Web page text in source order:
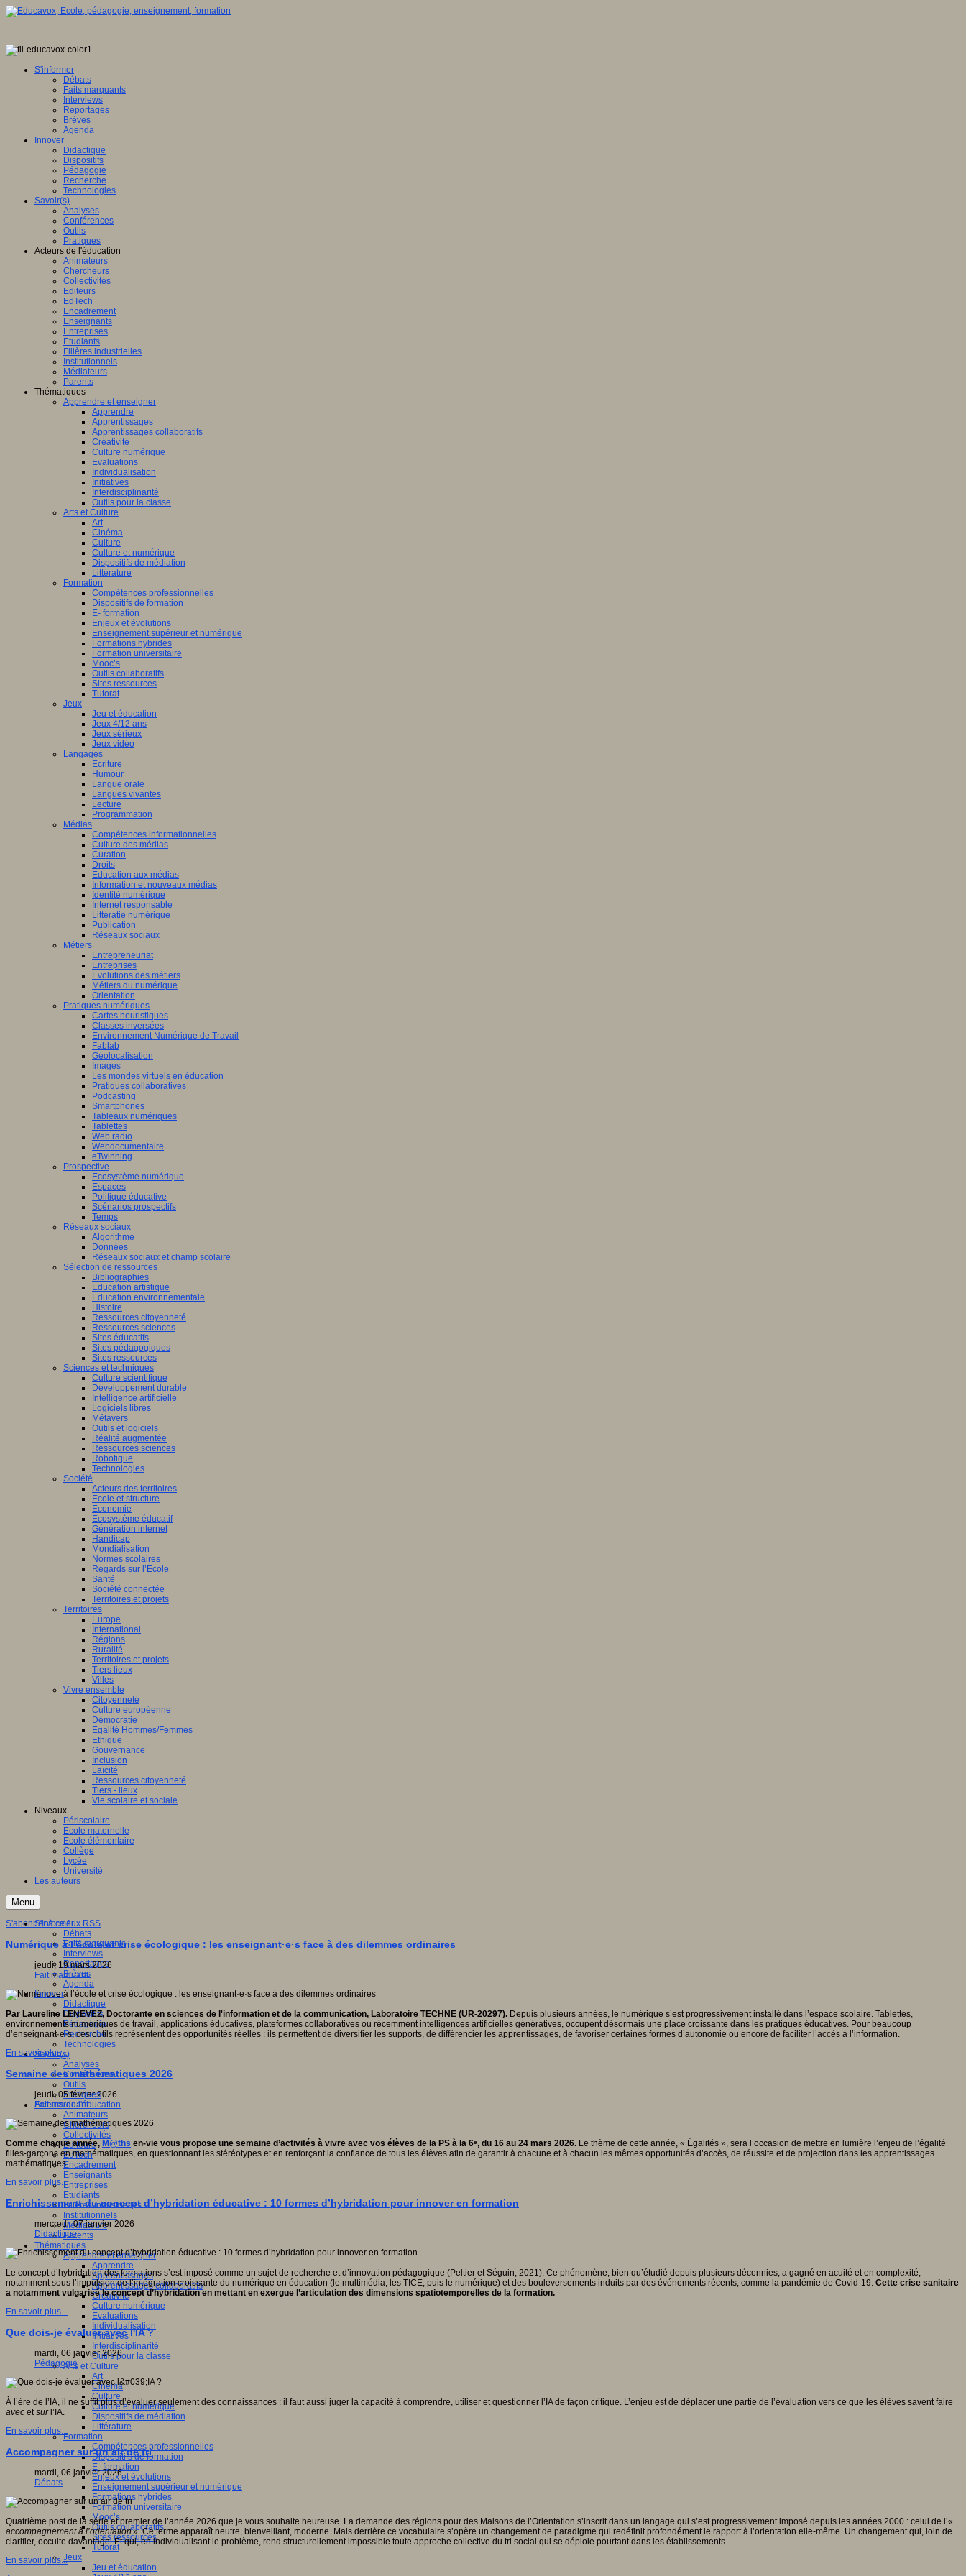
S'informer
Débats
Faits marquants
Interviews
Reportages
Brèves
Agenda
Innover
Didactique
Dispositifs
Pédagogie
Recherche
Technologies
Savoir(s)
Analyses
Conférences
Outils
Pratiques
Acteurs de l'éducation
Animateurs
Chercheurs
Collectivités
Editeurs
EdTech
Encadrement
Enseignants
Entreprises
Etudiants
Filières industrielles
Institutionnels
Médiateurs
Parents
Thématiques
Apprendre et enseigner
Apprendre
Apprentissages
Apprentissages collaboratifs
Créativité
Culture numérique
Evaluations
Individualisation
Initiatives
Interdisciplinarité
Outils pour la classe
Arts et Culture
Art
Cinéma
Culture
Culture et numérique
Dispositifs de médiation
Littérature
Formation
Compétences professionnelles
Dispositifs de formation
E- formation
Enjeux et évolutions
Enseignement supérieur et numérique
Formations hybrides
Formation universitaire
Mooc’s
Outils collaboratifs
Sites ressources
Tutorat
Jeux
Jeu et éducation
Jeux 4/12 ans
Jeux sérieux
Jeux vidéo
Langages
Ecriture
Humour
Langue orale
Langues vivantes
Lecture
Programmation
Médias
Compétences informationnelles
Culture des médias
Curation
Droits
Education aux médias
Information et nouveaux médias
Identité numérique
Internet responsable
Littératie numérique
Publication
Réseaux sociaux
Métiers
Entrepreneuriat
Entreprises
Evolutions des métiers
Métiers du numérique
Orientation
Pratiques numériques
Cartes heuristiques
Classes inversées
Environnement Numérique de Travail
Fablab
Géolocalisation
Images
Les mondes virtuels en éducation
Pratiques collaboratives
Podcasting
Smartphones
Tableaux numériques
Tablettes
Web radio
Webdocumentaire
eTwinning
Prospective
Ecosystème numérique
Espaces
Politique éducative
Scénarios prospectifs
Temps
Réseaux sociaux
Algorithme
Données
Réseaux sociaux et champ scolaire
Sélection de ressources
Bibliographies
Education artistique
Education environnementale
Histoire
Ressources citoyenneté
Ressources sciences
Sites éducatifs
Sites pédagogiques
Sites ressources
Sciences et techniques
Culture scientifique
Développement durable
Intelligence artificielle
Logiciels libres
Métavers
Outils et logiciels
Réalité augmentée
Ressources sciences
Robotique
Technologies
Société
Acteurs des territoires
Ecole et structure
Economie
Ecosystème éducatif
Génération internet
Handicap
Mondialisation
Normes scolaires
Regards sur l’Ecole
Santé
Société connectée
Territoires et projets
Territoires
Europe
International
Régions
Ruralité
Territoires et projets
Tiers lieux
Villes
Vivre ensemble
Citoyenneté
Culture européenne
Démocratie
Egalité Hommes/Femmes
Ethique
Gouvernance
Inclusion
Laïcité
Ressources citoyenneté
Tiers - lieux
Vie scolaire et sociale
Niveaux
Périscolaire
Ecole maternelle
Ecole élémentaire
Collège
Lycée
Université
Les auteurs
Menu
S'informer
Débats
Faits marquants
Interviews
Reportages
Brèves
Agenda
Innover
Didactique
Dispositifs
Pédagogie
Recherche
Technologies
Savoir(s)
Analyses
Conférences
Outils
Pratiques
Acteurs de l'éducation
Animateurs
Chercheurs
Collectivités
Editeurs
EdTech
Encadrement
Enseignants
Entreprises
Etudiants
Filières industrielles
Institutionnels
Médiateurs
Parents
Thématiques
Apprendre et enseigner
Apprendre
Apprentissages
Apprentissages collaboratifs
Créativité
Culture numérique
Evaluations
Individualisation
Initiatives
Interdisciplinarité
Outils pour la classe
Arts et Culture
Art
Cinéma
Culture
Culture et numérique
Dispositifs de médiation
Littérature
Formation
Compétences professionnelles
Dispositifs de formation
E- formation
Enjeux et évolutions
Enseignement supérieur et numérique
Formations hybrides
Formation universitaire
Mooc’s
Outils collaboratifs
Sites ressources
Tutorat
Jeux
Jeu et éducation
S'abonner à ce flux RSS
Numérique à l’école et crise écologique : les enseignant·e·s face à des dilemmes ordinaires
jeudi, 19 mars 2026
Fait marquant
Par Laureline LENEVEZ, Doctorante en sciences de l'information et de la communication, Laboratoire TECHNE (UR-20297). Depuis plusieurs années, le numérique s’est progressivement installé dans l’espace scolaire. Tablettes,
environnements numériques de travail, applications éducatives, plateformes collaboratives ou récemment intelligences artificielles génératives, occupent désormais une place croissante dans les pratiques éducatives. Pour beaucoup
d’enseignant·e·s, ces outils représentent des opportunités réelles : ils permettent de diversifier les supports, de différencier les apprentissages, de favoriser certaines formes d’autonomie ou encore de faciliter l’accès à l’information.
En savoir plus...
Semaine des mathématiques 2026
jeudi, 05 février 2026
Fait marquant
Comme chaque année, M@ths en-vie vous propose une semaine d’activités à vivre avec vos élèves de la PS à la 6ᵉ, du 16 au 24 mars 2026. Le thème de cette année, « Égalités », sera l’occasion de mettre en lumière l’enjeu de l’égalité
filles-garçons en mathématiques, en questionnant les stéréotypes et en renforçant la confiance de tous les élèves afin de garantir à chacune et à chacun les mêmes opportunités d’accès, de réussite et de projection dans les apprentissages
mathématiques.
En savoir plus...
Enrichissement du concept d’hybridation éducative : 10 formes d’hybridation pour innover en formation
mercredi, 07 janvier 2026
Didactique
Le concept d’hybridation des formations s’est imposé comme un sujet de recherche et d’innovation pédagogique (Peltier et Séguin, 2021). Ce phénomène, bien qu’étudié depuis plusieurs décennies, a gagné en acuité et en complexité,
notamment sous l’impulsion de l’intégration croissante du numérique en éducation (le multimédia, les TICE, puis le numérique) et des bouleversements induits par des événements récents, comme la pandémie de Covid-19. Cette crise sanitaire
a notamment vulgarisé le concept d’hybridation en mettant en exergue l’articulation des dimensions spatiotemporelles de la formation.
En savoir plus...
Que dois-je évaluer avec l'IA ?
mardi, 06 janvier 2026
Pédagogie
À l’ère de l’IA, il ne suffit plus d’évaluer seulement des connaissances : il faut aussi juger la capacité à comprendre, utiliser et questionner l’IA de façon critique. L’enjeu est de déplacer une partie de l’évaluation vers ce que les élèves savent faire
avec etsurl’IA.
En savoir plus...
Accompagner sur un air de tri
mardi, 06 janvier 2026
Débats
Quatrième post de la série et premier de l’année 2026 que je vous souhaite heureuse. La demande des régions pour des Maisons de l’Orientation s’inscrit dans un langage qui s’est progressivement imposé depuis les années 2000 : celui de l’«
accompagnement à l’orientation». Ce terme apparaît neutre, bienveillant, moderne. Mais derrière ce vocabulaire s’opère un changement de paradigme qui redéfinit profondément le rapport à l’orientation elle-même. Un changement qui, loin de
clarifier, occulte davantage. Et qui, en individualisant le problème, rend structurellement impossible toute approche collective du tri social qui se déploie pourtant dans les établissements.
En savoir plus...